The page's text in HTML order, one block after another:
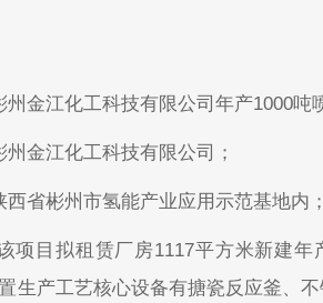
州金江化工科技有限公司年产1000吨
州金江化工科技有限公司；
西省彬州市氢能产业应用示范基地内；
项目拟租赁厂房1117平方米新建
生产工艺核心设备有搪瓷反应釜、